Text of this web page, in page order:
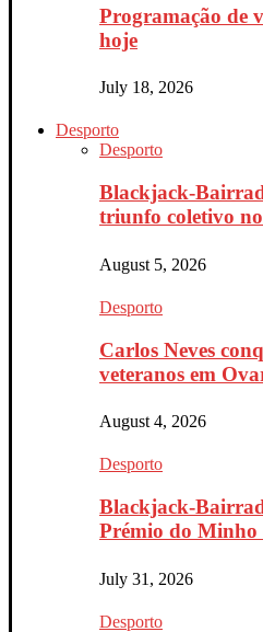
Programação de
hoje
July 18, 2026
Desporto
Desporto
Blackjack-
triunfo coletivo
August 5, 2026
Desporto
Carlos Neves
veteranos em
August 4, 2026
Desporto
Blackjack-
Prémio do Minho
July 31, 2026
Desporto